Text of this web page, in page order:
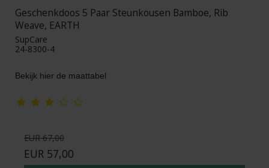
Geschenkdoos 5 Paar Steunkousen Bamboe, Rib
Weave, EARTH
SupCare
24-8300-4
Bekijk hier de maattabel
EUR 67,00
EUR 57,00